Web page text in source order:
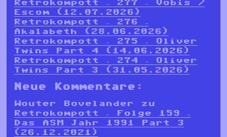
Retrokompott – 277 – Vobis /
Escom (12.07.2026)
Retrokompott – 276 –
Akalabeth (28.06.2026)
Retrokompott – 275 – Oliver
Twins Part 4 (14.06.2026)
Retrokompott – 274 – Oliver
Twins Part 3 (31.05.2026)
Neue Kommentare:
Wouter Bovelander zu
Retrokompott – Folge 159 –
Das ASM Jahr 1991 Part 3
(26.12.2021)